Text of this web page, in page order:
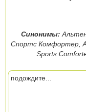
Синонимы:
Спортс Комфортер,
Sports
подождите...